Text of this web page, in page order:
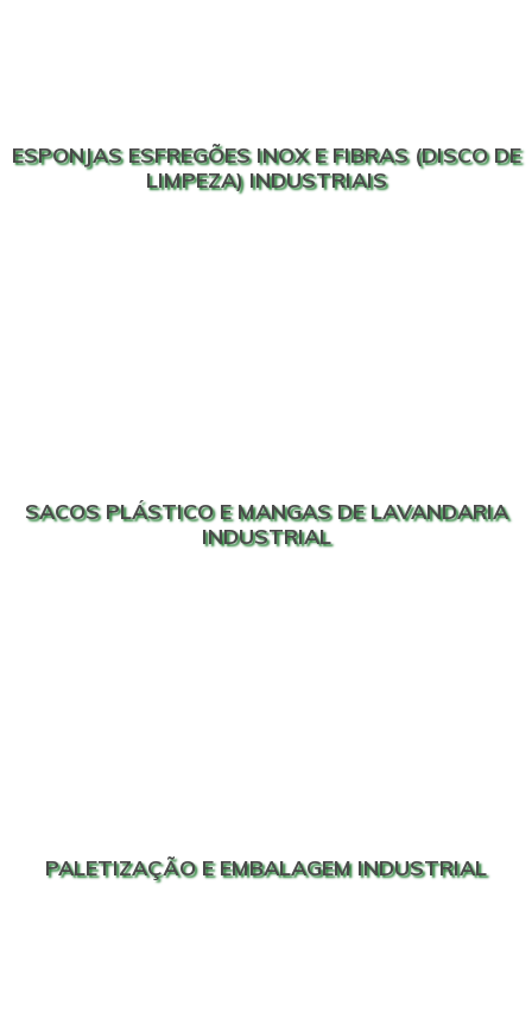
ESPONJAS ESFREGÕES INOX E FIBRAS (DISCO DE
LIMPEZA) INDUSTRIAIS
SACOS PLÁSTICO E MANGAS DE LAVANDARIA
INDUSTRIAL
PALETIZAÇÃO E EMBALAGEM INDUSTRIAL